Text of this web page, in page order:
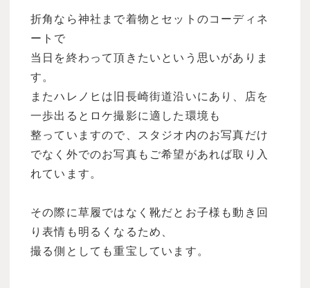
折角なら神社まで着物とセットのコーディネ
ートで
当日を終わって頂きたいという思いがありま
す。
またハレノヒは旧長崎街道沿いにあり、店を
一歩出るとロケ撮影に適した環境も
整っていますので、スタジオ内のお写真だけ
でなく外でのお写真もご希望があれば取り入
れています。
その際に草履ではなく靴だとお子様も動き回
り表情も明るくなるため、
撮る側としても重宝しています。